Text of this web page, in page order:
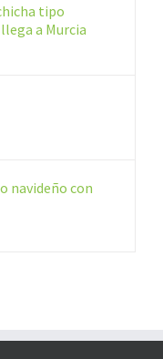
tipo
a Murcia
navideño con